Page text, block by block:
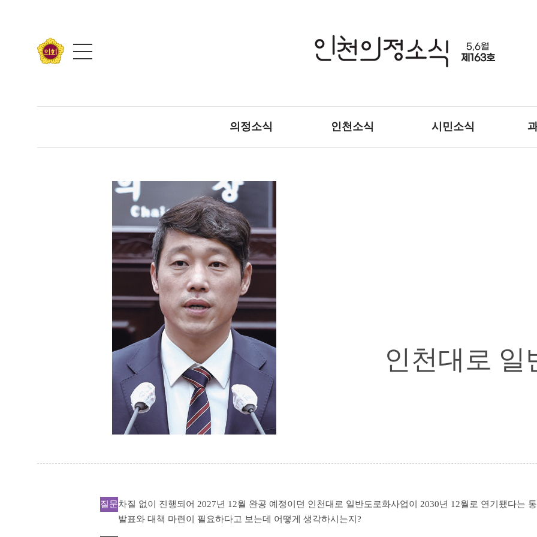
5,6월
제163호
의정소식 인천소식 시민소식
인천대로 일
질문차질 없이 진행되어 2027년 12월 완공 예정이던 인천대로 일반도로화사업이 2030년 12월로 연기됐다는
발표와 대책 마련이 필요하다고 보는데 어떻게 생각하시는지?